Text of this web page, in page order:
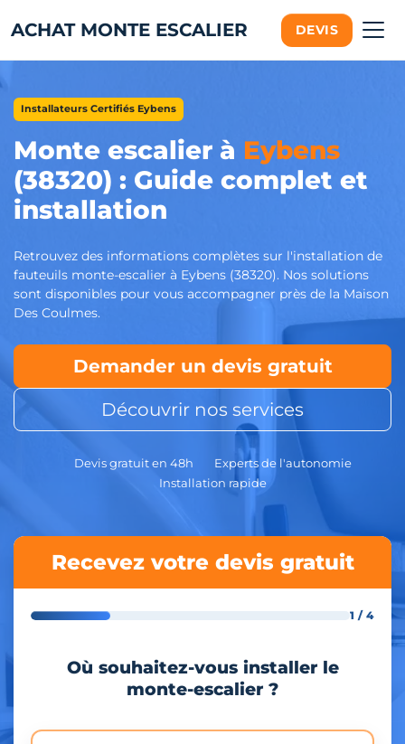
ACHAT MONTE ESCALIER DEVIS
Installateurs Certifiés Eybens
Monte escalier à Eybens
(38320) : Guide complet et
installation
Retrouvez des informations complètes sur l'installation de
fauteuils monte-escalier à Eybens (38320). Nos solutions
sont disponibles pour vous accompagner près de la Maison
Des Coulmes.
Demander un devis gratuit
Découvrir nos services
Devis gratuit en 48h
Experts de l'autonomie
Installation rapide
Recevez votre devis gratuit
1 / 4
Où souhaitez-vous installer le
monte-escalier ?